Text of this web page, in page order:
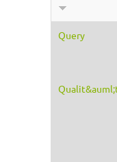
Query